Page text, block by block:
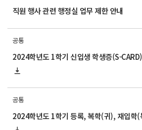
직원 행사 관련 행정실 업무 제한 안내
공통
2024학년도 1학기 신입생 학생증(S-
공통